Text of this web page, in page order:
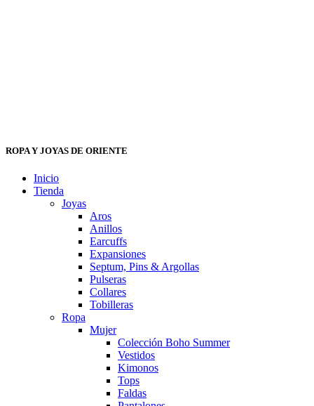
ROPA Y JOYAS DE ORIENTE
Inicio
Tienda
Joyas
Aros
Anillos
Earcuffs
Expansiones
Septum, Pins & Argollas
Pulseras
Collares
Tobilleras
Ropa
Mujer
Colección Boho Summer
Vestidos
Kimonos
Tops
Faldas